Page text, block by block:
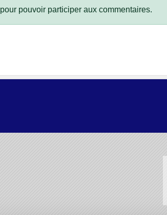
pour pouvoir participer aux commentaires.